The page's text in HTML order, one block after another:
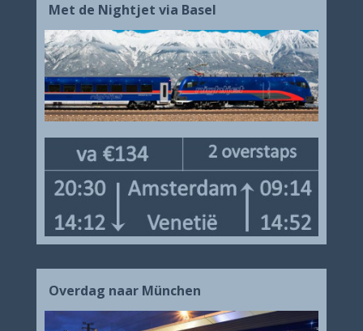
Met de Nightjet via Basel
Overdag naar München